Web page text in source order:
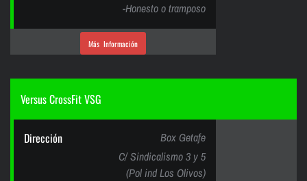
-Honesto o tramposo
Más Información
Versus CrossFit VSG
Dirección
Box Getafe
C/ Sindicalismo 3 y 5
(Pol ind Los Olivos)